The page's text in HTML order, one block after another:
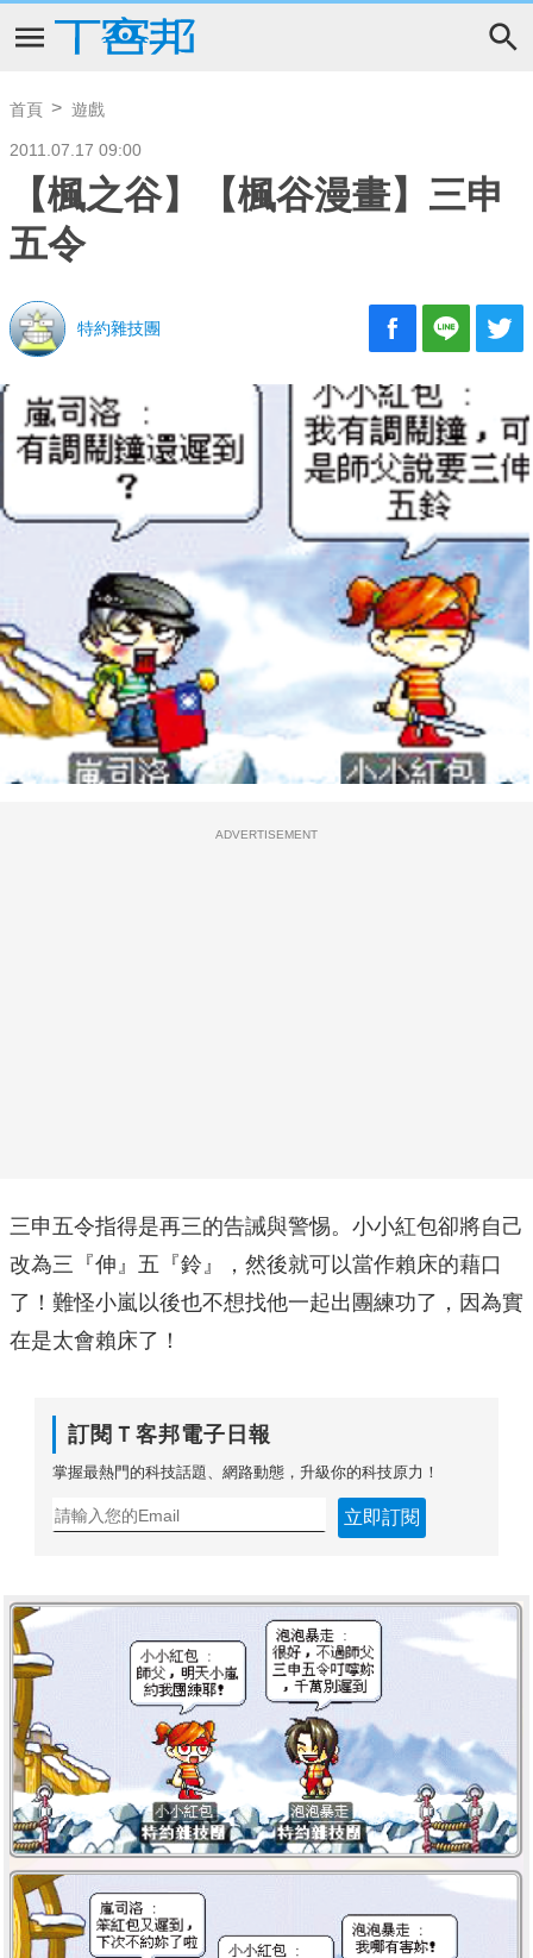
首頁 遊戲
2011.07.17 09:00
【楓之谷】【楓谷漫畫】三申
五令
特約雜技團
ADVERTISEMENT
三申五令指得是再三的告誡與警惕。小小紅包卻將自己
改為三『伸』五『鈴』，然後就可以當作賴床的藉口
了！難怪小嵐以後也不想找他一起出團練功了，因為實
在是太會賴床了！
訂閱Ｔ客邦電子日報
掌握最熱門的科技話題、網路動態，升級你的科技原力！
立即訂閱